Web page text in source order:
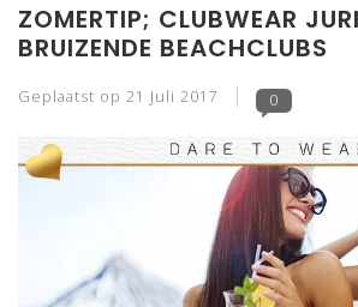
ZOMERTIP; CLUBWEAR
BRUIZENDE BEACHCLUBS
Geplaatst op 21 Juli 2017 0